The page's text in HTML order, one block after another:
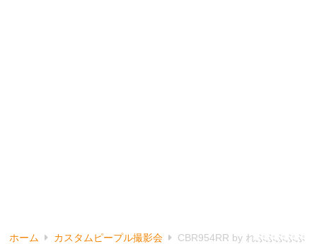
ホーム カスタムピープル撮影会
CBR954RR by れぷぷぷぷぷ